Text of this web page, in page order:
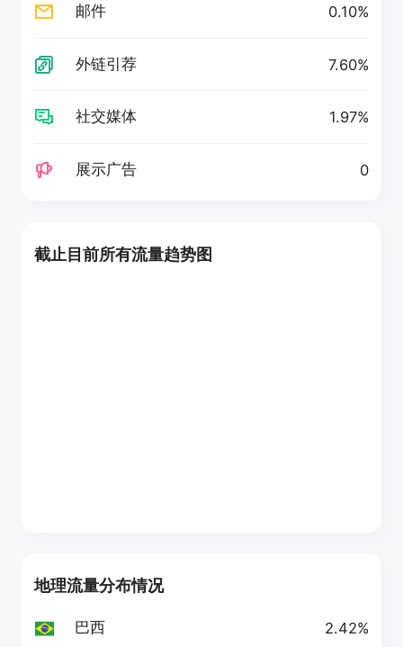
邮件 0.10%
外链引荐 7.60%
社交媒体 1.97%
展示广告 0
截止目前所有流量趋势图
地理流量分布情况
巴西 2.42%